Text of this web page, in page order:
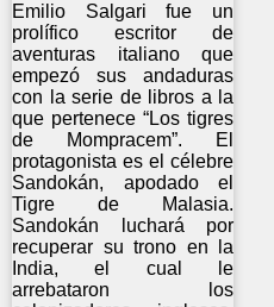
Emilio Salgari fue un
prolífico escritor de
aventuras italiano que
empezó sus andaduras
con la serie de libros a la
que pertenece “Los tigres
de Mompracem”. El
protagonista es el célebre
Sandokán, apodado el
Tigre de Malasia.
Sandokán luchará por
recuperar su trono en la
India, el cual le
arrebataron los